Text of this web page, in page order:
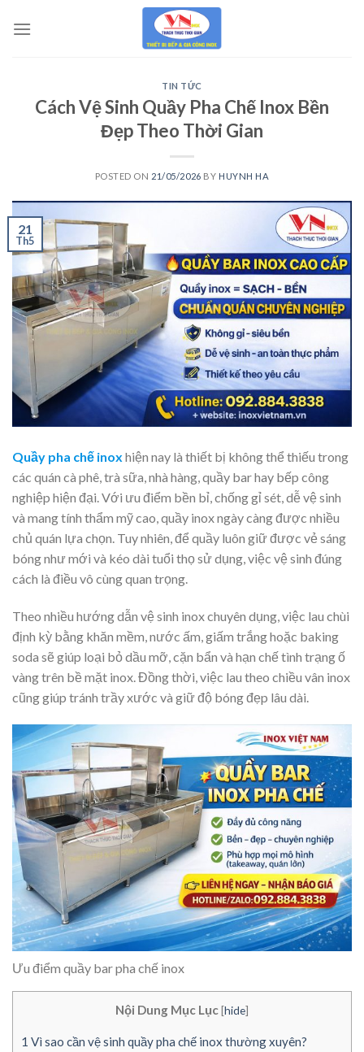
TIN TỨC
Cách Vệ Sinh Quầy Pha Chế Inox Bền
Đẹp Theo Thời Gian
POSTED ON 21/05/2026 BY HUYNH HA
21
Th5
Quầy pha chế inox hiện nay là thiết bị không thể thiếu trong
các quán cà phê, trà sữa, nhà hàng, quầy bar hay bếp công
nghiệp hiện đại. Với ưu điểm bền bỉ, chống gỉ sét, dễ vệ sinh
và mang tính thẩm mỹ cao, quầy inox ngày càng được nhiều
chủ quán lựa chọn. Tuy nhiên, để quầy luôn giữ được vẻ sáng
bóng như mới và kéo dài tuổi thọ sử dụng, việc vệ sinh đúng
cách là điều vô cùng quan trọng.
Theo nhiều hướng dẫn vệ sinh inox chuyên dụng, việc lau chùi
định kỳ bằng khăn mềm, nước ấm, giấm trắng hoặc baking
soda sẽ giúp loại bỏ dầu mỡ, cặn bẩn và hạn chế tình trạng ố
vàng trên bề mặt inox. Đồng thời, việc lau theo chiều vân inox
cũng giúp tránh trầy xước và giữ độ bóng đẹp lâu dài.
Ưu điểm quầy bar pha chế inox
Nội Dung Mục Lục[hide]
1 Vì sao cần vệ sinh quầy pha chế inox thường xuyên?